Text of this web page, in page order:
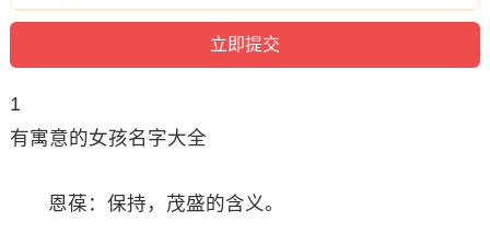
1
有寓意的女孩名字大全
恩葆：保持，茂盛的含义。